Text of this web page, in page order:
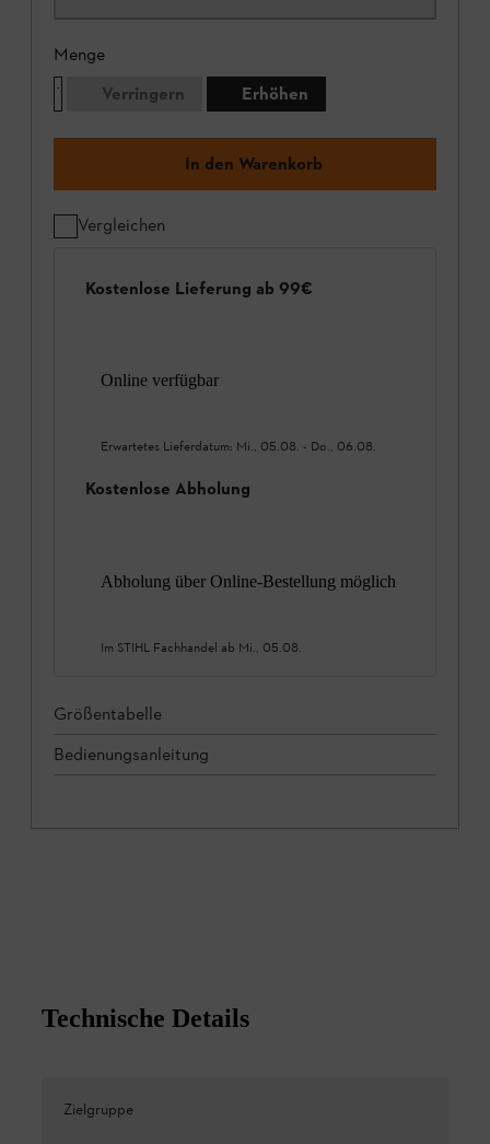
Menge
Verringern
Erhöhen
In den Warenkorb
Vergleichen
Kostenlose Lieferung ab 99€
Online verfügbar
Erwartetes Lieferdatum: Mi., 05.08. - Do., 06.08.
Kostenlose Abholung
Abholung über Online-Bestellung möglich
Im STIHL Fachhandel ab Mi., 05.08.
Größentabelle
Bedienungsanleitung
Technische Details
Zielgruppe